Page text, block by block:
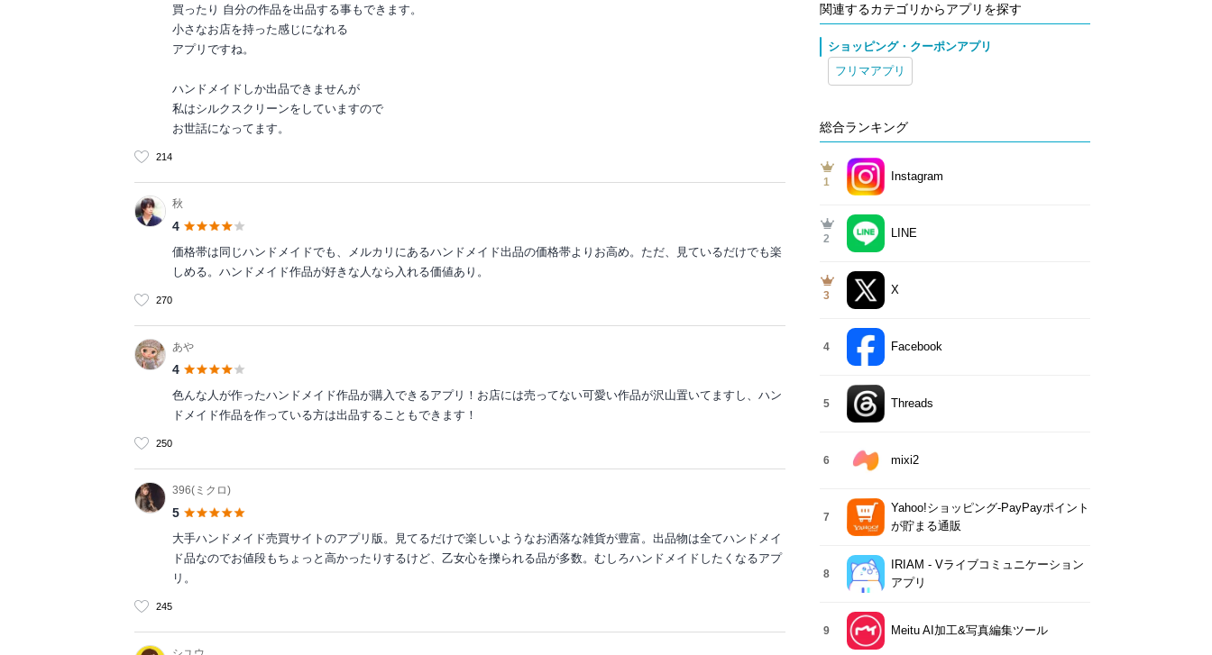
買ったり 自分の作品を出品する事もできます。
小さなお店を持った感じになれる
アプリですね。
ハンドメイドしか出品できませんが
私はシルクスクリーンをしていますので
お世話になってます。
214
秋
4
価格帯は同じハンドメイドでも、メルカリにあるハンドメイド出品の価格帯よりお高め。ただ、見ているだけでも楽
しめる。ハンドメイド作品が好きな人なら入れる価値あり。
270
あや
4
色んな人が作ったハンドメイド作品が購入できるアプリ！お店には売ってない可愛い作品が沢山置いてますし、ハン
ドメイド作品を作っている方は出品することもできます！
250
396(ミクロ)
5
大手ハンドメイド売買サイトのアプリ版。見てるだけで楽しいようなお洒落な雑貨が豊富。出品物は全てハンドメイ
ド品なのでお値段もちょっと高かったりするけど、乙女心を擽られる品が多数。むしろハンドメイドしたくなるアプ
リ。
245
関連するカテゴリからアプリを探す
ショッピング・クーポンアプリ
フリマアプリ
総合ランキング
1 Instagram
2 LINE
3 X
4 Facebook
5 Threads
6 mixi2
7
Yahoo!ショッピング-PayPayポイント
が貯まる通販
8
IRIAM - Vライブコミュニケーション
アプリ
9 Meitu AI加工&写真編集ツール